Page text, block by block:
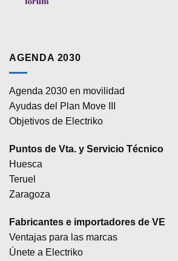
AGENDA 2030
Agenda 2030 en movilidad
Ayudas del Plan Move III
Objetivos de Electriko
Puntos de Vta. y Servicio Técnico
Huesca
Teruel
Zaragoza
Fabricantes e importadores de VE
Ventajas para las marcas
Únete a Electriko